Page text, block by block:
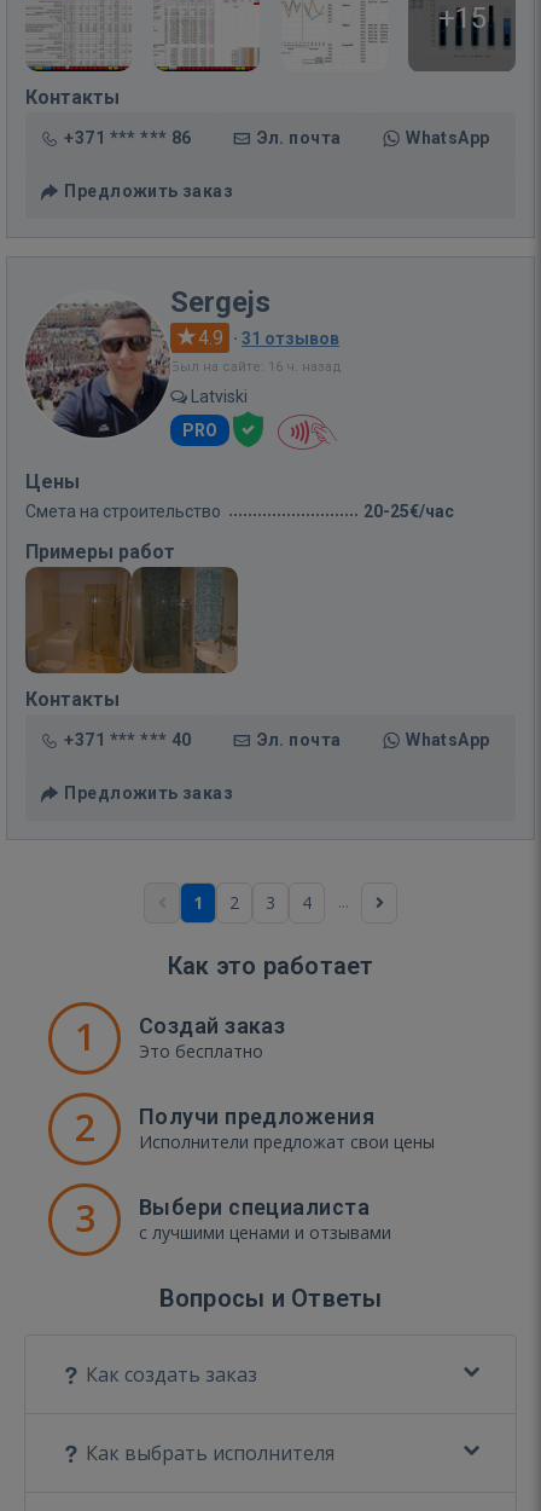
+15
Контакты
+371 *** *** 86 Эл. почта WhatsApp
Предложить заказ
Sergejs
4.9 · 31 отзывов
Был на сайте: 16 ч. назад
Latviski
PRO
Цены
Смета на строительство 20-25€/час
Примеры работ
Контакты
+371 *** *** 40 Эл. почта WhatsApp
Предложить заказ
1 2 3 4 ...
Как это работает
1 Создай заказ
Это бесплатно
2 Получи предложения
Исполнители предложат свои цены
3 Выбери специалиста
с лучшими ценами и отзывами
Вопросы и Ответы
Как создать заказ
Как выбрать исполнителя